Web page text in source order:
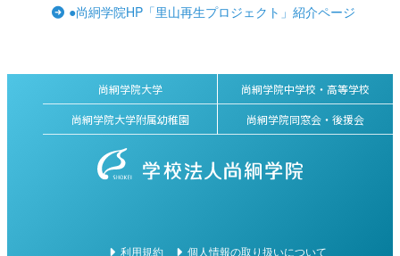
●尚絅学院HP「里山再生プロジェクト」紹介ページ
尚絅学院大学
尚絅学院中学校・高等学校
尚絅学院大学附属幼稚園
尚絅学院同窓会・後援会
利用規約 個人情報の取り扱いについて